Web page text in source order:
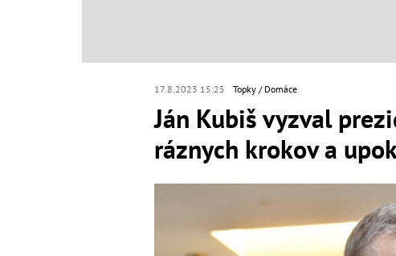
17.8.2023 15:25 Topky Domáce
Ján Kubiš vyzval
ráznych krokov a